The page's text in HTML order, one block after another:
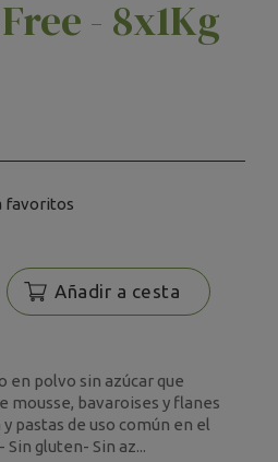
- 8x1Kg
favoritos
Añadir a cesta
en polvo sin azúcar que
mousse, bavaroises y flanes
pastas de uso común en el
gluten- Sin az...